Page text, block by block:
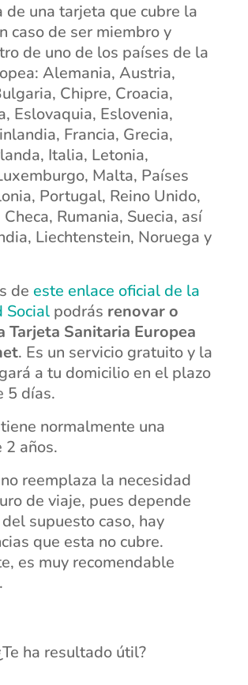
de una tarjeta que cubre la
caso de ser miembro y
de uno de los países de la
Alemania, Austria,
Chipre, Croacia,
Eslovaquia, Eslovenia,
Francia, Grecia,
Italia, Letonia,
Malta, Países
Portugal, Reino Unido,
Rumania, Suecia, así
Liechtenstein, Noruega y
de este enlace oficial de la
Socialpodrás renovar o
Tarjeta Sanitaria Europea
. Es un servicio gratuito y la
a tu domicilio en el plazo
5 días.
normalmente una
2 años.
reemplaza la necesidad
de viaje, pues depende
supuesto caso, hay
que esta no cubre.
es muy recomendable
ha resultado útil?